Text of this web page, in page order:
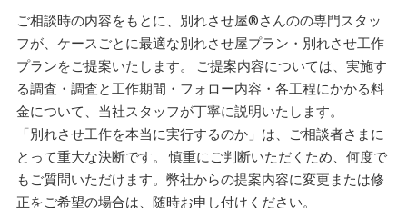
ご相談時の内容をもとに、別れさせ屋®さんのの専門スタッ
フが、ケースごとに最適な別れさせ屋プラン・別れさせ工作
プランをご提案いたします。 ご提案内容については、実施す
る調査・調査と工作期間・フォロー内容・各工程にかかる料
金について、当社スタッフが丁寧に説明いたします。
「別れさせ工作を本当に実行するのか」は、ご相談者さまに
とって重大な決断です。 慎重にご判断いただくため、何度で
もご質問いただけます。弊社からの提案内容に変更または修
正をご希望の場合は、随時お申し付けください。